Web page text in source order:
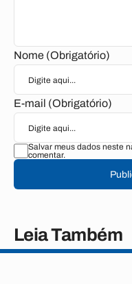
Nome (Obrigatório)
E-mail (Obrigatório)
Salvar meus dados neste
comentar.
Leia Também